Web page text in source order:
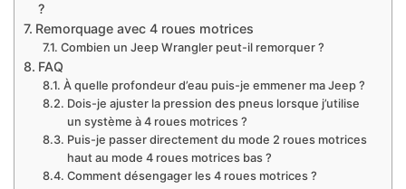
?
Remorquage avec 4 roues motrices
Combien un Jeep Wrangler peut-il remorquer ?
FAQ
À quelle profondeur d’eau puis-je emmener ma Jeep ?
Dois-je ajuster la pression des pneus lorsque j’utilise
un système à 4 roues motrices ?
Puis-je passer directement du mode 2 roues motrices
haut au mode 4 roues motrices bas ?
Comment désengager les 4 roues motrices ?